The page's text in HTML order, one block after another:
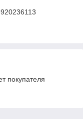
покупателя